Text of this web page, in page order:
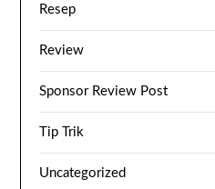
Resep
Review
Sponsor Review Post
Tip Trik
Uncategorized